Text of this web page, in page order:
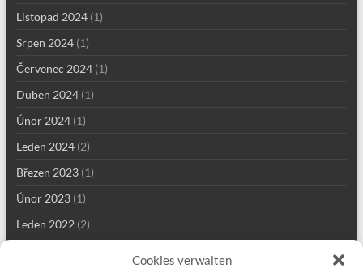
Cookies verwalten
Listopad 2024(1)
Srpen 2024(1)
Červenec 2024(1)
Duben 2024(1)
Únor 2024(1)
Leden 2024(2)
Březen 2023(1)
Únor 2023(1)
Leden 2022(2)